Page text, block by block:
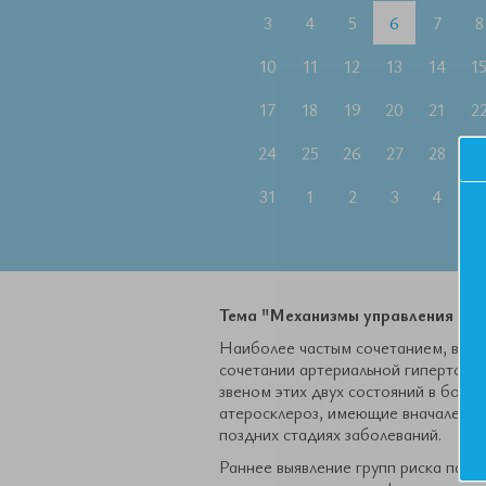
3
4 5 6 7 8
10
11 12 13 14 15
17
18 19 20 21 22
24
25 26 27 28
31
1 2 3 4
Тема "Механизмы управления
Наиболее частым сочетанием, в
сочетании артериальной
звеном этих двух состояний в
атеросклероз, имеющие вначале
поздних стадиях заболеваний.
Раннее выявление групп риска